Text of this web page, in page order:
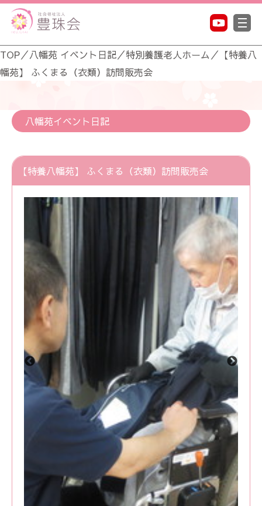
TOP／八幡苑 イベント日記／特別養護老人ホーム ／ 【特養八
幡苑】 ふくまる（衣類）訪問販売会
八幡苑イベント日記
【特養八幡苑】 ふくまる（衣類）訪問販売会